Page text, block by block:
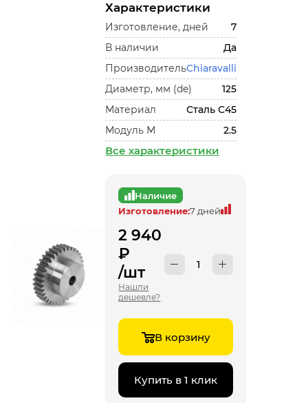
Характеристики
Изготовление, дней
7
В наличии
Да
ПроизводительChiaravalli
Диаметр, мм (de)
125
Материал
Сталь С45
Модуль М
2.5
Все характеристики
Наличие
Изготовление:7 дней
2 940
₽
/шт
Нашли
дешевле?
В корзину
Купить в 1 клик